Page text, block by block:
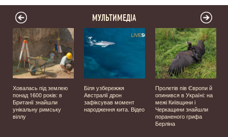
МУЛЬТИМЕДІА
Ховалась під землею
понад 1600 років: в
Британії знайшли
унікальну римську
віллу
Біля узбережжя
Австралії дрон
зафіксував момент
народження кита. Відео
Пролетів пів Європи й
опинився в Україні: на
межі Київщини і
Черкащини знайшли
пораненого грифа
Берліна